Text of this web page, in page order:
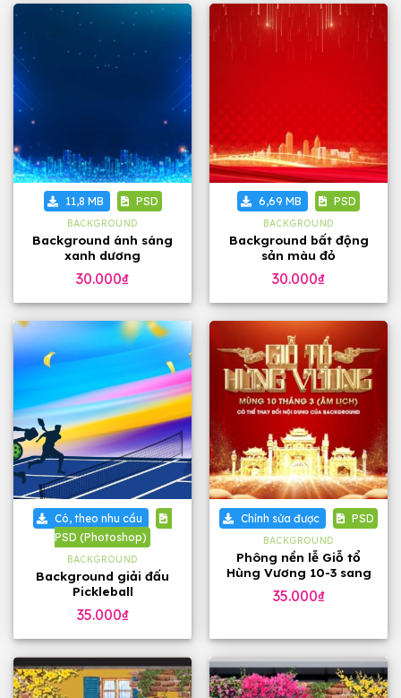
11,8 MB PSD
BACKGROUND
Background ánh sáng
xanh dương
30.000₫
6,69 MB PSD
BACKGROUND
Background bất động
sản màu đỏ
30.000₫
Có, theo nhu cầu
PSD (Photoshop)
BACKGROUND
Background giải đấu
Pickleball
35.000₫
Chỉnh sửa được PSD
BACKGROUND
Phông nền lễ Giỗ tổ
Hùng Vương 10-3 sang
trọng
35.000₫